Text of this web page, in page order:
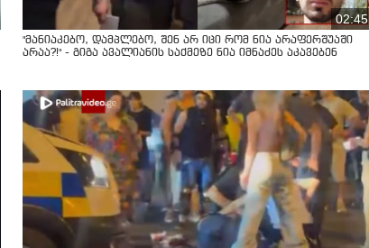
02:45
"მანიაკებო, დამპლებო, შენ არ იცი რომ ნია არაფერშუაში
არაა?!" - გიგა ავალიანის საქმეზე ნია იმნაძეს აკავებენ